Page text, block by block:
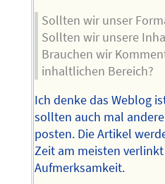
Sollten wir unser
Sollten wir unsere
Brauchen wir
inhaltlichen Bereich?
Ich denke das Weblog
sollten auch mal
posten. Die Artikel
Zeit am meisten
Aufmerksamkeit.